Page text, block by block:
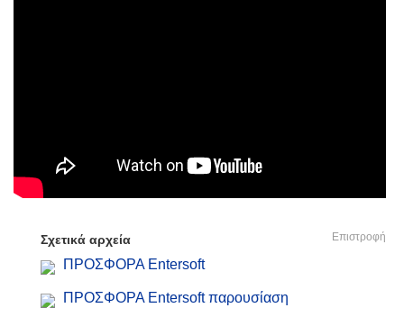
Επιστροφή
Σχετικά αρχεία
ΠΡΟΣΦΟΡΑ Entersoft
ΠΡΟΣΦΟΡΑ Entersoft παρουσίαση